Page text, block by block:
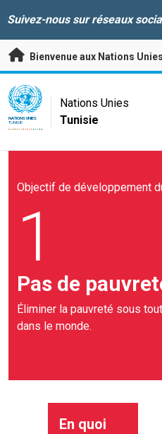
Suivez-nous sur réseaux
Bienvenue aux Nations Unies
UN Logo
NATIONS UNIES
TUNISIE
Nations Unies
Tunisie
Objectif de développement
1
Pas de
Éliminer la pauvreté sous
dans le monde.
En quoi